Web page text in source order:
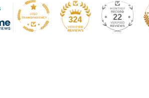
324 22